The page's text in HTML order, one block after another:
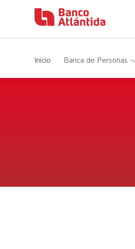
Inicio Banca de Personas